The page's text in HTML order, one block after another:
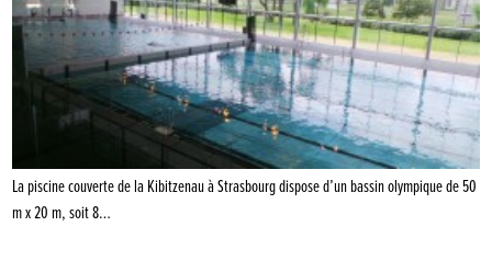
La piscine couverte de la Kibitzenau à Strasbourg dispose d’un bassin olympique de 50
m x 20 m, soit 8…